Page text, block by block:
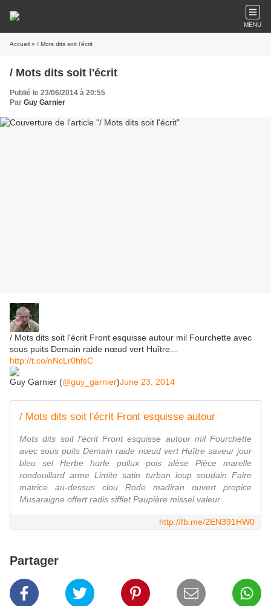
MENU
Accueil » / Mots dits soit l'écrit
/ Mots dits soit l'écrit
Publié le 23/06/2014 à 20:55
Par Guy Garnier
/ Mots dits soit l'écrit Front esquisse autour mil Fourchette avec
sous puits Demain raide nœud vert Huître...
http://t.co/nNcLr0hfsC
Guy Garnier (@guy_garnier)June 23, 2014
/ Mots dits soit l'écrit Front esquisse autour
Mots dits soit l'écrit Front esquisse autour mil Fourchette
avec sous puits Demain raide nœud vert Huître saveur jour
bleu sel Herbe hurle pollux pois alèse Pièce marelle
rondouillard arme Limite satin turban loup soudain Faire
matrice au-dessus clou Rode madiran ouvert propice
Musaraigne offert radis sifflet Paupière missel valeur
http://fb.me/2EN391HW0
Partager